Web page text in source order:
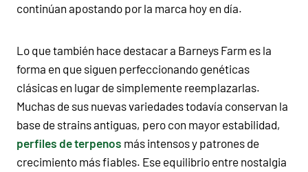
continúan apostando por la marca hoy en día.
Lo que también hace destacar a Barneys Farm es la
forma en que siguen perfeccionando genéticas
clásicas en lugar de simplemente reemplazarlas.
Muchas de sus nuevas variedades todavía conservan la
base de strains antiguas, pero con mayor estabilidad,
perfiles de terpenos más intensos y patrones de
crecimiento más fiables. Ese equilibrio entre nostalgia